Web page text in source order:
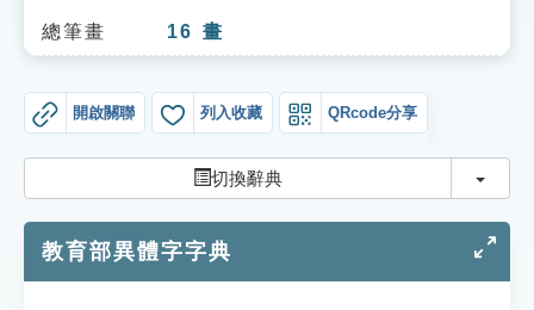
單字索引
貓頭鷹博士
總筆畫 16 畫
開啟關聯 列入收藏 QRcode分享
切換辭典 切換
教育部異體字字典